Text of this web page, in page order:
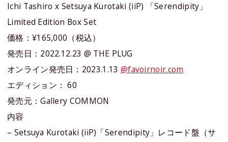
Ichi Tashiro x Setsuya Kurotaki (iiP) 「Serendipity」
Limited Edition Box Set
価格：¥165,000（税込）
発売日：2022.12.23 @ THE PLUG
オンライン発売日：2023.1.13 @favoirnoir.com
エディション： 60
発売元：Gallery COMMON
内容
– Setsuya Kurotaki (iiP)「Serendipity」レコード盤（サ